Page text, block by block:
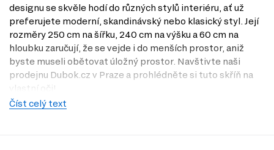
designu se skvěle hodí do různých stylů interiéru, ať už
preferujete moderní, skandinávský nebo klasický styl. Její
rozměry 250 cm na šířku, 240 cm na výšku a 60 cm na
hloubku zaručují, že se vejde i do menších prostor, aniž
byste museli obětovat úložný prostor. Navštivte naši
prodejnu Dubok.cz v Praze a prohlédněte si tuto skříň na
vlastní oči!
Dostupné modifikace produktu
Číst celý text